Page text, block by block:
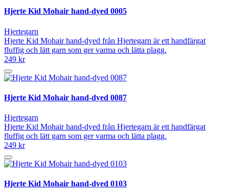
Hjerte Kid Mohair hand-dyed 0005
Hjertegarn
Hjerte Kid Mohair hand-dyed från Hjertegarn är ett handfärgat
fluffig och lätt garn som ger varma och lätta plagg.
249 kr
Hjerte Kid Mohair hand-dyed 0087
Hjertegarn
Hjerte Kid Mohair hand-dyed från Hjertegarn är ett handfärgat
fluffig och lätt garn som ger varma och lätta plagg.
249 kr
Hjerte Kid Mohair hand-dyed 0103